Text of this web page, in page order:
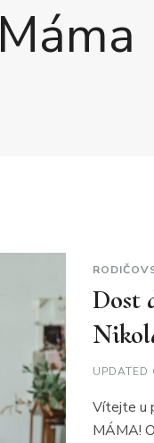
Máma
Dost
UPDATED
Vítejte u
MÁMA!